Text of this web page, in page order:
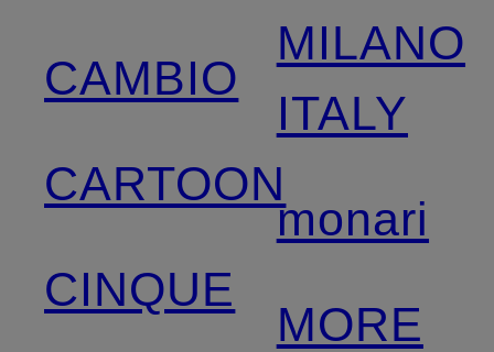
CAMBIO
CARTOON
CINQUE
MILANO
ITALY
monari
MORE